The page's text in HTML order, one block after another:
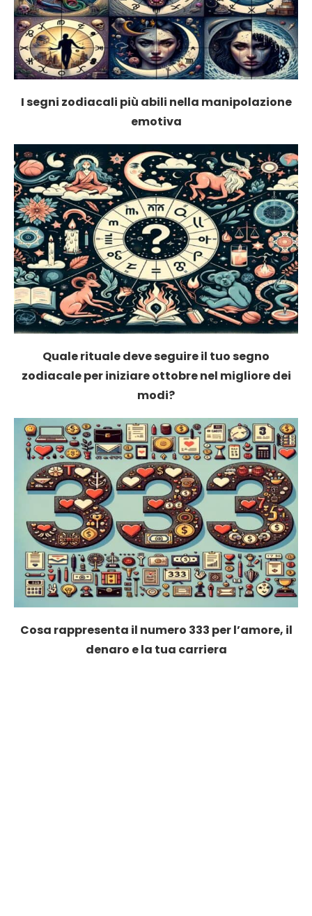
I segni zodiacali più abili nella manipolazione
emotiva
Quale rituale deve seguire il tuo segno
zodiacale per iniziare ottobre nel migliore dei
modi?
Cosa rappresenta il numero 333 per l’amore, il
denaro e la tua carriera